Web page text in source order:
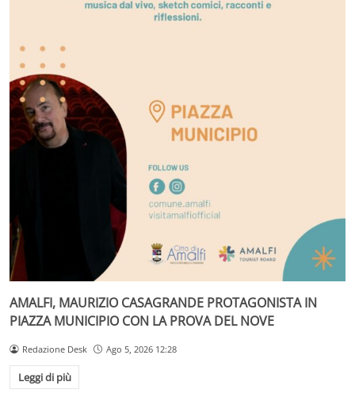
AMALFI, MAURIZIO CASAGRANDE PROTAGONISTA IN
PIAZZA MUNICIPIO CON LA PROVA DEL NOVE
Redazione Desk Ago 5, 2026 12:28
Leggi di più